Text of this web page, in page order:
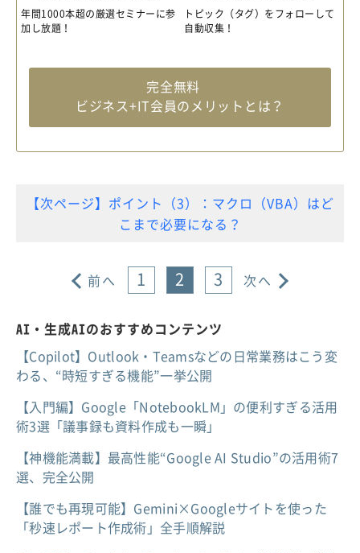
年間1000本超の厳選セミナーに参
加し放題！
トピック（タグ）をフォローして
自動収集！
完全無料
ビジネス+IT会員のメリットとは？
【次ページ】ポイント（3）：マクロ（VBA）はど
こまで必要になる？
前へ 1 2 3 次へ
AI・生成AIのおすすめコンテンツ
【Copilot】Outlook・Teamsなどの日常業務はこう変
わる、“時短すぎる機能”一挙公開
【入門編】Google「NotebookLM」の便利すぎる活用
術3選「議事録も資料作成も一瞬」
【神機能満載】最高性能“Google AI Studio”の活用術7
選、完全公開
【誰でも再現可能】Gemini×Googleサイトを使った
「秒速レポート作成術」全手順解説